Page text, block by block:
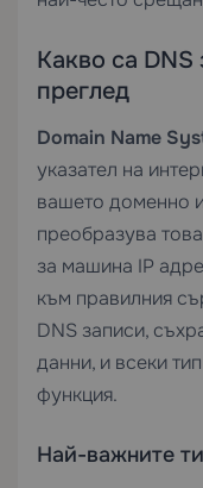
Какво са DNS
преглед
Domain Name
указател на
вашето доменно
преобразува
за машина IP
към правилния
DNS записи,
данни, и всеки
функция.
Най-важните